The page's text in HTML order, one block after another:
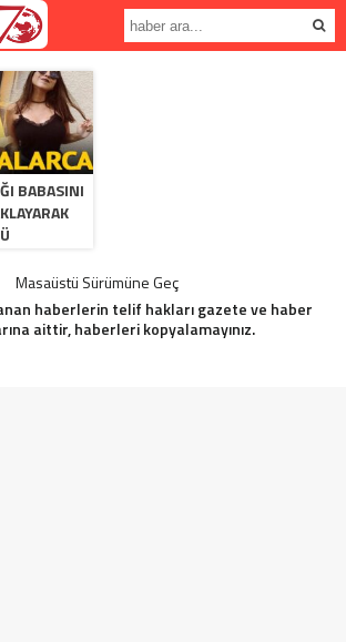
BABASINI
Masaüstü Sürümüne Geç
haberlerin telif hakları gazete ve haber
aittir, haberleri kopyalamayınız.